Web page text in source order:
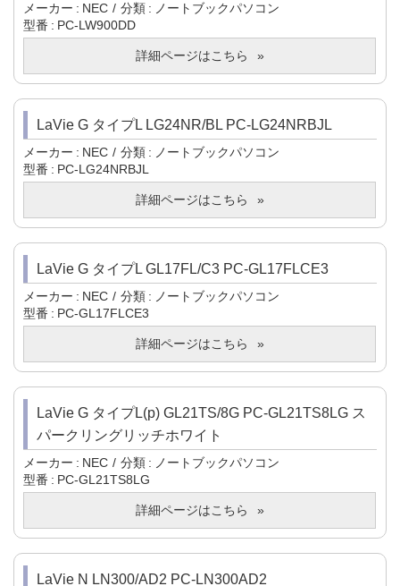
メーカー NEC 分類
ノートブックパソコン
型番
PC-LW900DD
詳細ページはこちら
LaVie G タイプL LG24NR/BL PC-LG24NRBJL
メーカー NEC 分類
ノートブックパソコン
型番
PC-LG24NRBJL
詳細ページはこちら
LaVie G タイプL GL17FL/C3 PC-GL17FLCE3
メーカー NEC 分類
ノートブックパソコン
型番
PC-GL17FLCE3
詳細ページはこちら
LaVie G タイプL(p) GL21TS/8G PC-GL21TS8LG ス
パークリングリッチホワイト
メーカー NEC 分類
ノートブックパソコン
型番
PC-GL21TS8LG
詳細ページはこちら
LaVie N LN300/AD2 PC-LN300AD2